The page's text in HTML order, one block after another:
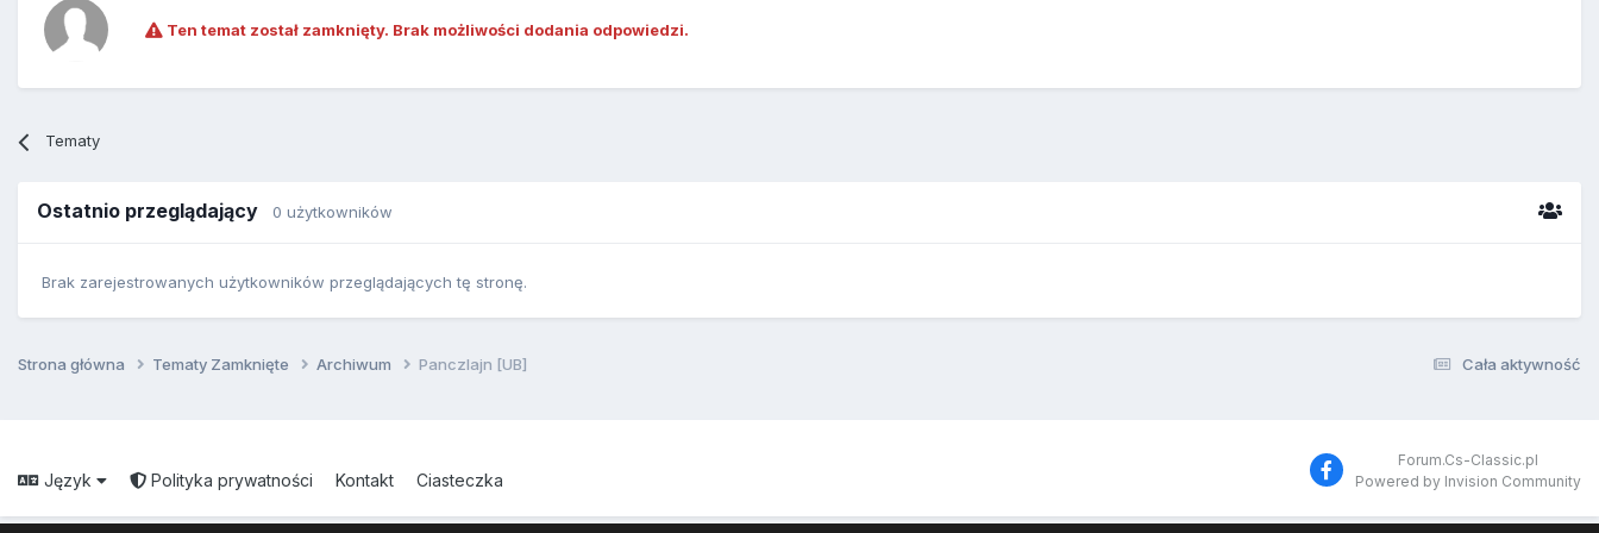
Ten temat został zamknięty. Brak możliwości dodania odpowiedzi.
Tematy
Ostatnio przeglądający 0 użytkowników
Brak zarejestrowanych użytkowników przeglądających tę stronę.
Cała aktywność
Strona główna Tematy Zamknięte Archiwum Panczlajn [UB]
Język Polityka prywatności Kontakt Ciasteczka
Forum.Cs-Classic.pl
Powered by Invision Community